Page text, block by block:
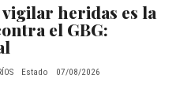
heridas es la
el GBG:
Estado 07/08/2026